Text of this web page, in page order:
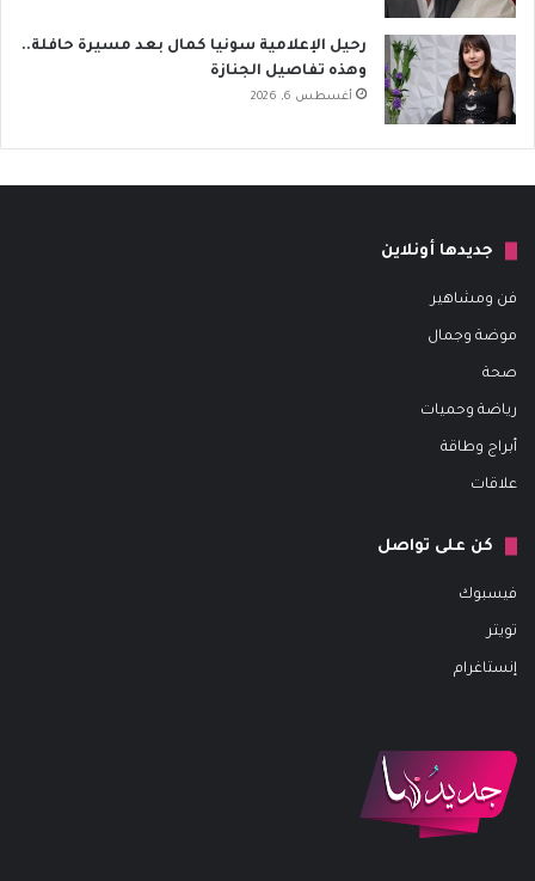
رحيل الإعلامية سونيا كمال بعد مسيرة حافلة..
وهذه تفاصيل الجنازة
أغسطس 6, 2026
جديدها أونلاين
فن ومشاهير
موضة وجمال
صحة
رياضة وحميات
أبراج وطاقة
علاقات
كن على تواصل
فيسبوك
تويتر
إنستاغرام